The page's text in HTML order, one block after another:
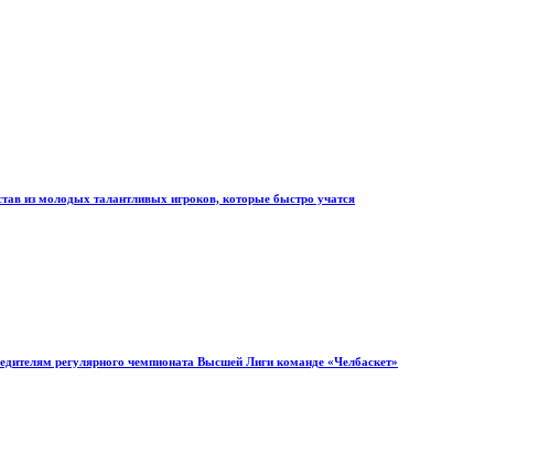
из молодых талантливых игроков, которые быстро учатся
регулярного чемпионата Высшей Лиги команде «Челбаскет»